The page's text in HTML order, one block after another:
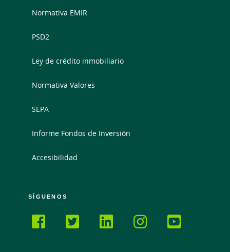
Normativa EMIR
PSD2
Ley de crédito inmobiliario
Normativa Valores
SEPA
Informe Fondos de Inversión
Accesibilidad
SÍGUENOS